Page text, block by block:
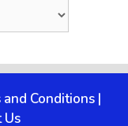
and Conditions|
Us